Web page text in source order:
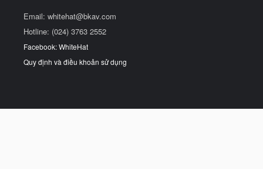
Email: whitehat@bkav.com
Hotline: (024) 3763 2552
Facebook: WhiteHat
Quy định và điều khoản sử dụng